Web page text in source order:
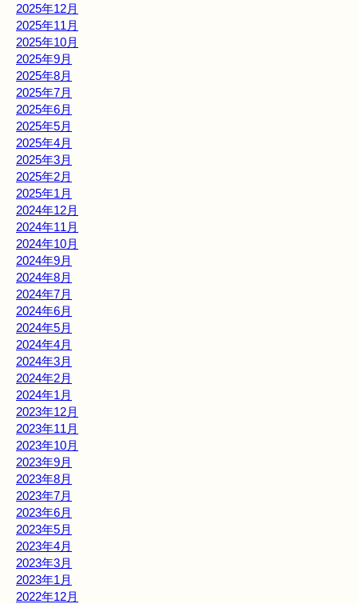
2025年12月
2025年11月
2025年10月
2025年9月
2025年8月
2025年7月
2025年6月
2025年5月
2025年4月
2025年3月
2025年2月
2025年1月
2024年12月
2024年11月
2024年10月
2024年9月
2024年8月
2024年7月
2024年6月
2024年5月
2024年4月
2024年3月
2024年2月
2024年1月
2023年12月
2023年11月
2023年10月
2023年9月
2023年8月
2023年7月
2023年6月
2023年5月
2023年4月
2023年3月
2023年1月
2022年12月